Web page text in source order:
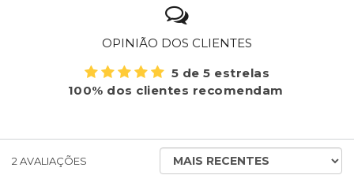
OPINIÃO DOS CLIENTES
5 de 5 estrelas
100% dos clientes recomendam
2AVALIAÇÕES
ORDENAR
AVALIAÇÕES